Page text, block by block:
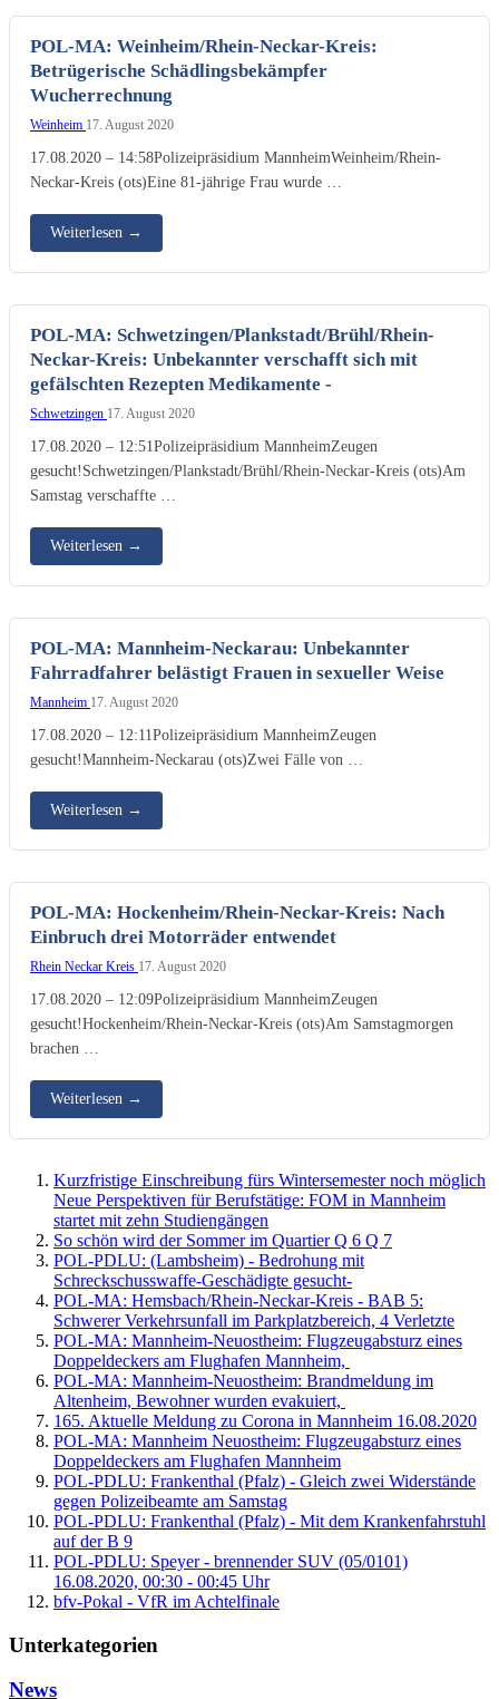
POL-MA: Weinheim/Rhein-Neckar-Kreis:
Betrügerische Schädlingsbekämpfer
Wucherrechnung
Weinheim 17. August 2020
17.08.2020 – 14:58Polizeipräsidium MannheimWeinheim/Rhein-
Neckar-Kreis (ots)Eine 81-jährige Frau wurde …
Weiterlesen →
POL-MA: Schwetzingen/Plankstadt/Brühl/Rhein-
Neckar-Kreis: Unbekannter verschafft sich mit
gefälschten Rezepten Medikamente -
Schwetzingen 17. August 2020
17.08.2020 – 12:51Polizeipräsidium MannheimZeugen
gesucht!Schwetzingen/Plankstadt/Brühl/Rhein-Neckar-Kreis (ots)Am
Samstag verschaffte …
Weiterlesen →
POL-MA: Mannheim-Neckarau: Unbekannter
Fahrradfahrer belästigt Frauen in sexueller Weise
Mannheim 17. August 2020
17.08.2020 – 12:11Polizeipräsidium MannheimZeugen
gesucht!Mannheim-Neckarau (ots)Zwei Fälle von …
Weiterlesen →
POL-MA: Hockenheim/Rhein-Neckar-Kreis: Nach
Einbruch drei Motorräder entwendet
Rhein Neckar Kreis 17. August 2020
17.08.2020 – 12:09Polizeipräsidium MannheimZeugen
gesucht!Hockenheim/Rhein-Neckar-Kreis (ots)Am Samstagmorgen
brachen …
Weiterlesen →
Kurzfristige Einschreibung fürs Wintersemester noch möglich
Neue Perspektiven für Berufstätige: FOM in Mannheim
startet mit zehn Studiengängen
So schön wird der Sommer im Quartier Q 6 Q 7
POL-PDLU: (Lambsheim) - Bedrohung mit
Schreckschusswaffe-Geschädigte gesucht-
POL-MA: Hemsbach/Rhein-Neckar-Kreis - BAB 5:
Schwerer Verkehrsunfall im Parkplatzbereich, 4 Verletzte
POL-MA: Mannheim-Neuostheim: Flugzeugabsturz eines
Doppeldeckers am Flughafen Mannheim,
POL-MA: Mannheim-Neuostheim: Brandmeldung im
Altenheim, Bewohner wurden evakuiert,
165. Aktuelle Meldung zu Corona in Mannheim 16.08.2020
POL-MA: Mannheim Neuostheim: Flugzeugabsturz eines
Doppeldeckers am Flughafen Mannheim
POL-PDLU: Frankenthal (Pfalz) - Gleich zwei Widerstände
gegen Polizeibeamte am Samstag
POL-PDLU: Frankenthal (Pfalz) - Mit dem Krankenfahrstuhl
auf der B 9
POL-PDLU: Speyer - brennender SUV (05/0101)
16.08.2020, 00:30 - 00:45 Uhr
bfv-Pokal - VfR im Achtelfinale
Unterkategorien
News